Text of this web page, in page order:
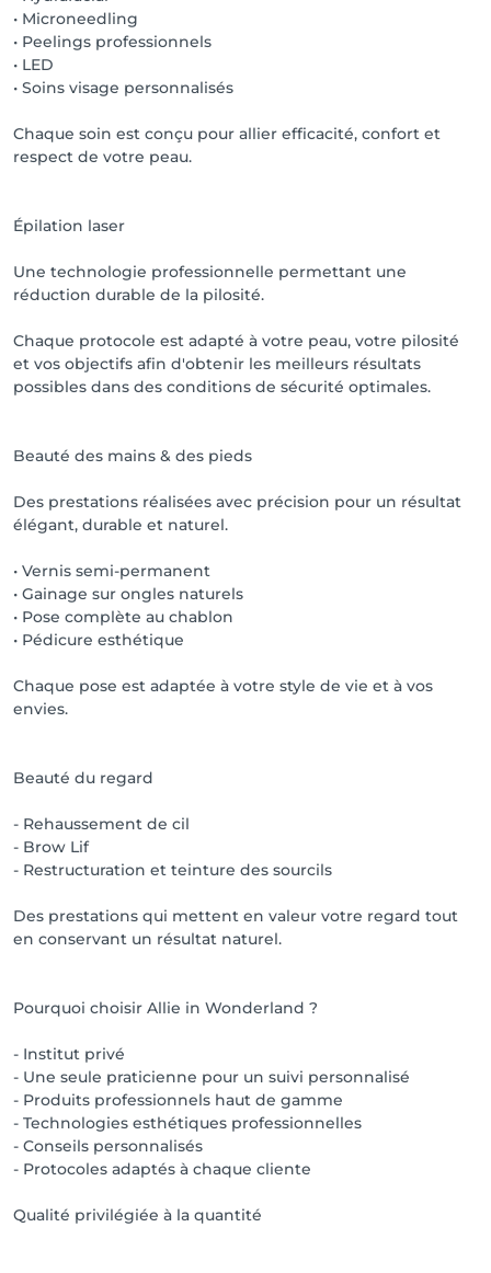
• Microneedling
• Peelings professionnels
• LED
• Soins visage personnalisés
Chaque soin est conçu pour allier efficacité, confort et
respect de votre peau.
Épilation laser
Une technologie professionnelle permettant une
réduction durable de la pilosité.
Chaque protocole est adapté à votre peau, votre pilosité
et vos objectifs afin d'obtenir les meilleurs résultats
possibles dans des conditions de sécurité optimales.
Beauté des mains & des pieds
Des prestations réalisées avec précision pour un résultat
élégant, durable et naturel.
• Vernis semi-permanent
• Gainage sur ongles naturels
• Pose complète au chablon
• Pédicure esthétique
Chaque pose est adaptée à votre style de vie et à vos
envies.
Beauté du regard
- Rehaussement de cil
- Brow Lif
- Restructuration et teinture des sourcils
Des prestations qui mettent en valeur votre regard tout
en conservant un résultat naturel.
Pourquoi choisir Allie in Wonderland ?
- Institut privé
- Une seule praticienne pour un suivi personnalisé
- Produits professionnels haut de gamme
- Technologies esthétiques professionnelles
- Conseils personnalisés
- Protocoles adaptés à chaque cliente
Qualité privilégiée à la quantité